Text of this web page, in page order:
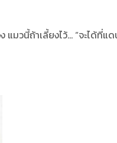
วนี้ถ้าเลี้ยงไว้… “จะได้ที่แ